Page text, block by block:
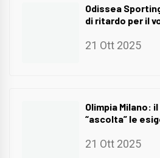
Odissea
di ritardo per il
21 Ott 2025
Olimpia Milano:
“ascolta” le
21 Ott 2025